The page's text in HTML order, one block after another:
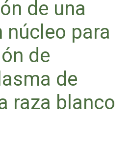
de una
núcleo para
de
de
raza blanco